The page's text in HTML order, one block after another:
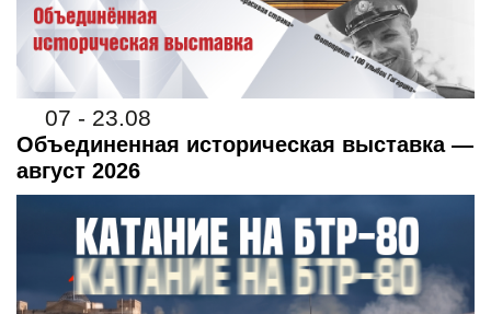
07 - 23.08
Объединенная историческая выставка —
август 2026